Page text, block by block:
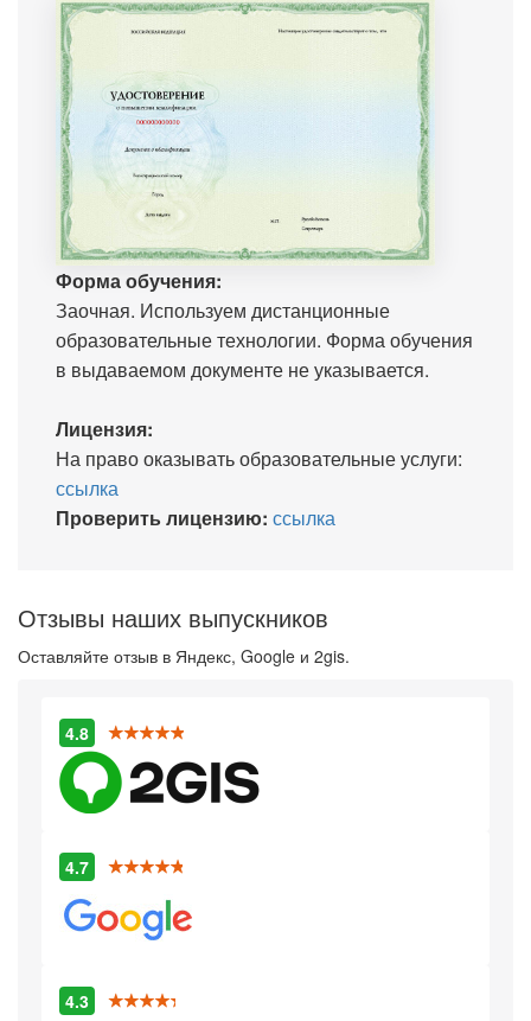
Форма обучения:
Заочная. Используем дистанционные
образовательные технологии. Форма обучения
в выдаваемом документе не указывается.
Лицензия:
На право оказывать образовательные услуги:
ссылка
Проверить лицензию: ссылка
Отзывы наших выпускников
Оставляйте отзыв в Яндекс, Google и 2gis.
4.8
4.7
4.3